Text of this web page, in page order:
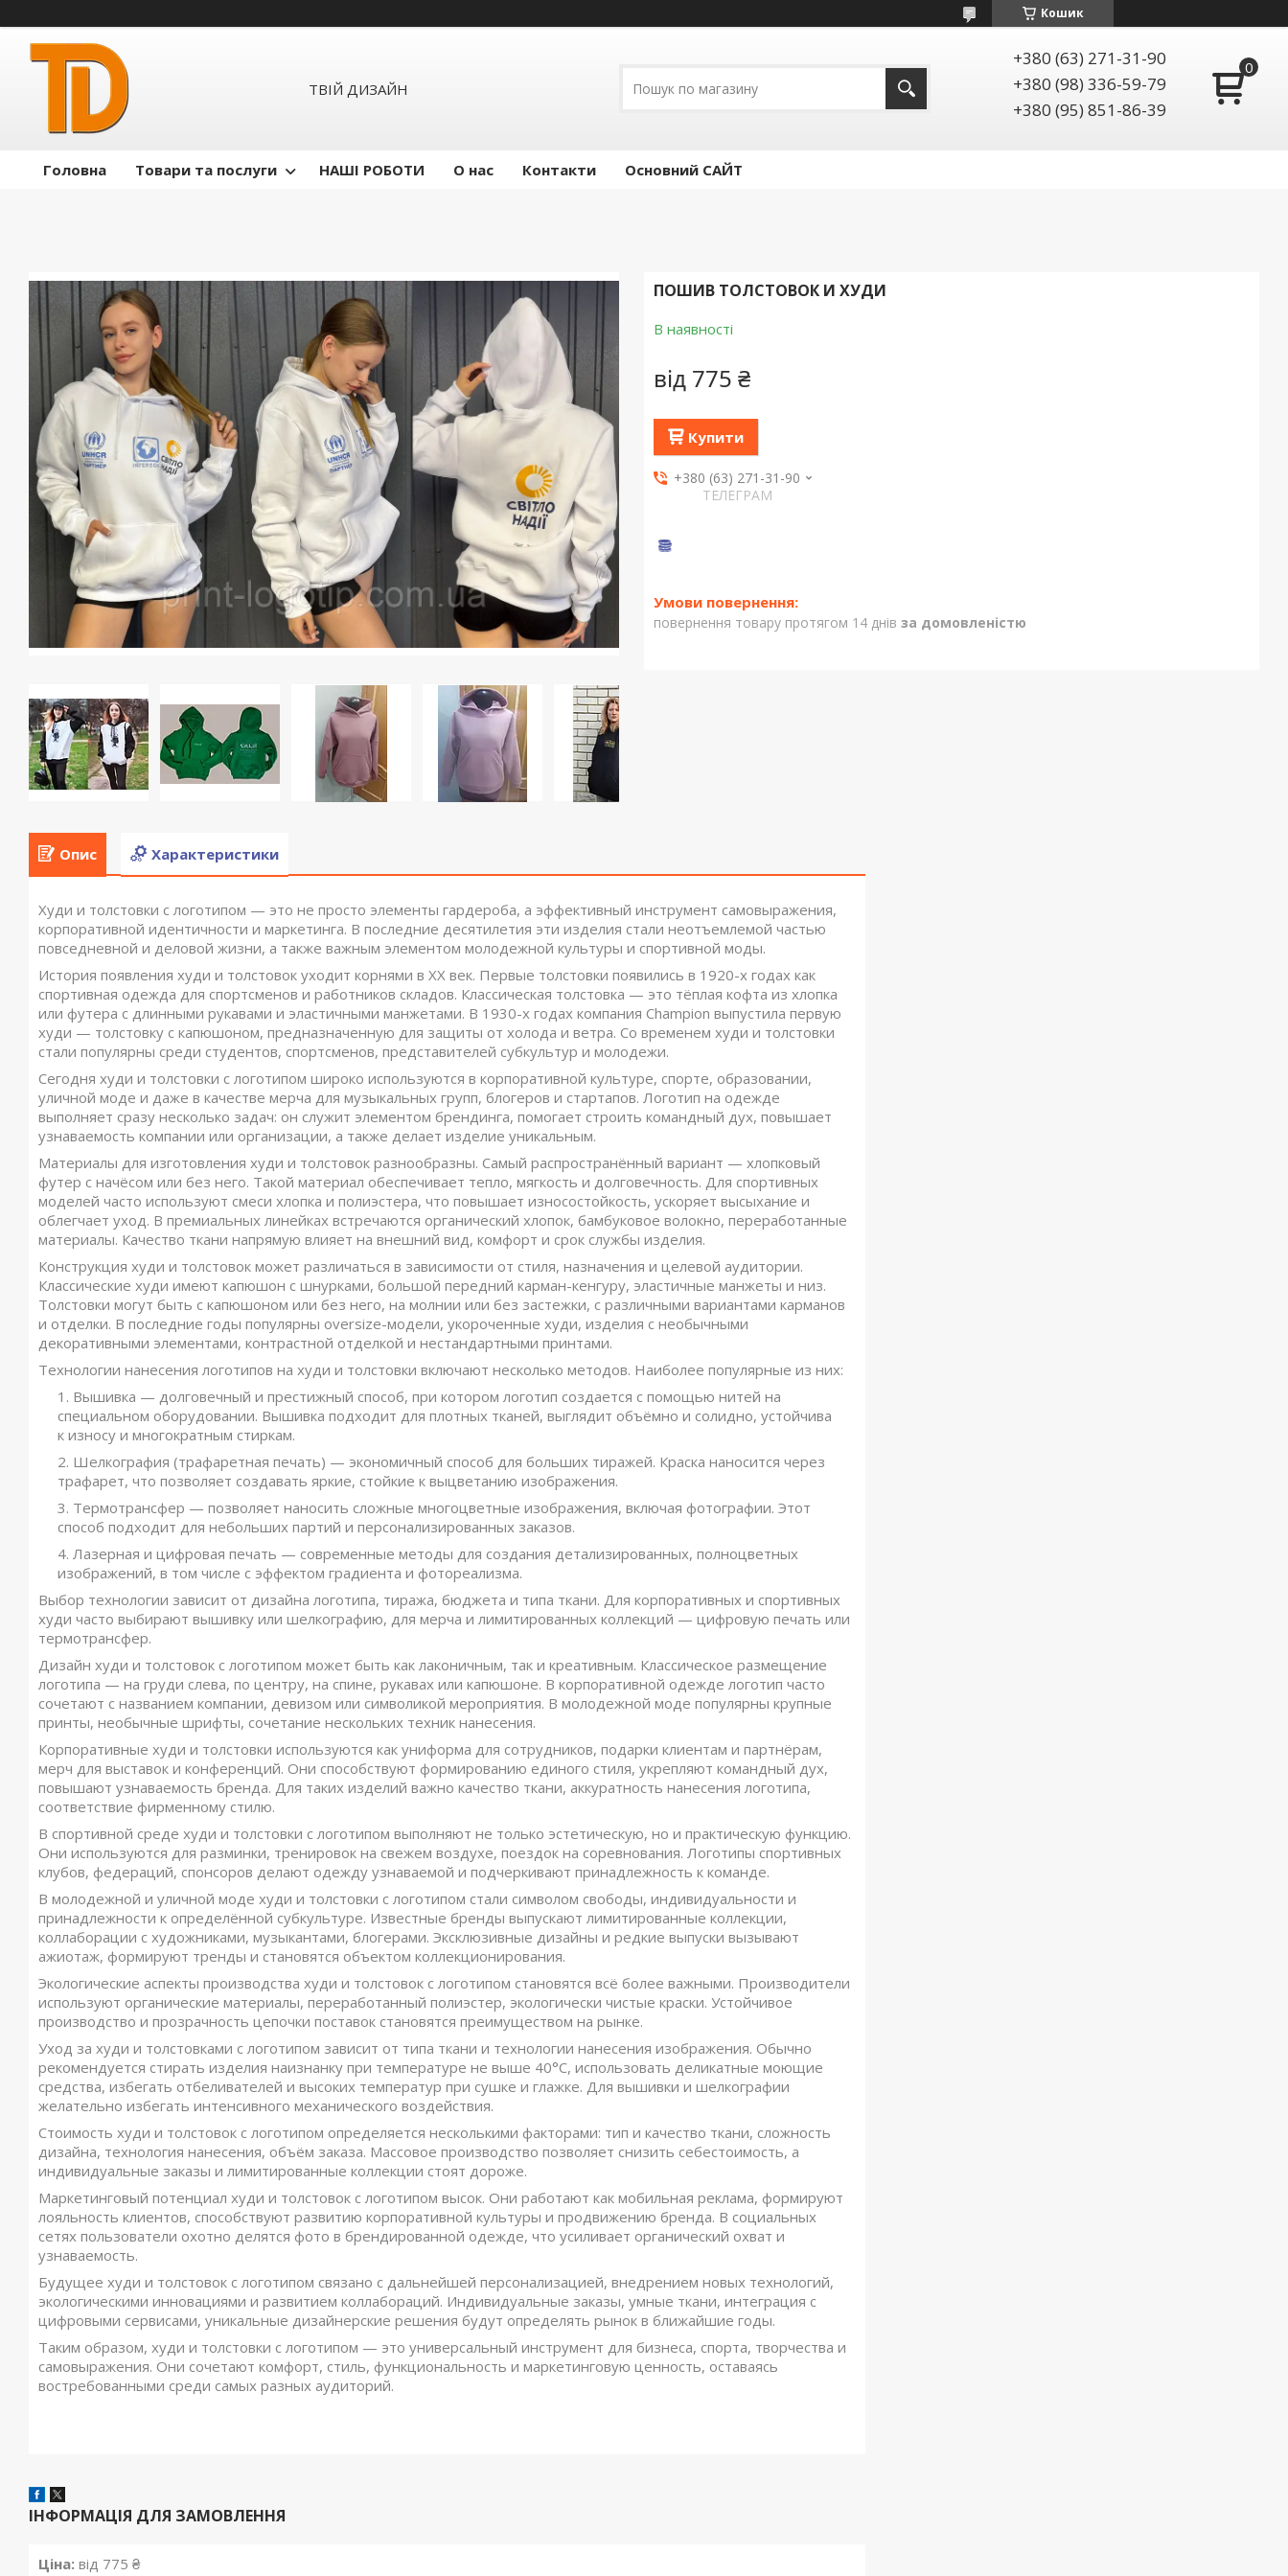
Кошик
ТВІЙ ДИЗАЙН
+380 (63) 271-31-90
+380 (98) 336-59-79
+380 (95) 851-86-39
Головна Товари та послуги НАШІ РОБОТИ О нас Контакти Основний САЙТ
ПОШИВ ТОЛСТОВОК И ХУДИ
В наявності
від 775 ₴
Купити
+380 (63) 271-31-90
ТЕЛЕГРАМ
повернення товару протягом 14 днів за домовленістю
Опис Характеристики
Худи и толстовки с логотипом — это не просто элементы гардероба, а эффективный инструмент самовыражения,
корпоративной идентичности и маркетинга. В последние десятилетия эти изделия стали неотъемлемой частью
повседневной и деловой жизни, а также важным элементом молодежной культуры и спортивной моды.
История появления худи и толстовок уходит корнями в XX век. Первые толстовки появились в 1920-х годах как
спортивная одежда для спортсменов и работников складов. Классическая толстовка — это тёплая кофта из хлопка
или футера с длинными рукавами и эластичными манжетами. В 1930-х годах компания Champion выпустила первую
худи — толстовку с капюшоном, предназначенную для защиты от холода и ветра. Со временем худи и толстовки
стали популярны среди студентов, спортсменов, представителей субкультур и молодежи.
Сегодня худи и толстовки с логотипом широко используются в корпоративной культуре, спорте, образовании,
уличной моде и даже в качестве мерча для музыкальных групп, блогеров и стартапов. Логотип на одежде
выполняет сразу несколько задач: он служит элементом брендинга, помогает строить командный дух, повышает
узнаваемость компании или организации, а также делает изделие уникальным.
Материалы для изготовления худи и толстовок разнообразны. Самый распространённый вариант — хлопковый
футер с начёсом или без него. Такой материал обеспечивает тепло, мягкость и долговечность. Для спортивных
моделей часто используют смеси хлопка и полиэстера, что повышает износостойкость, ускоряет высыхание и
облегчает уход. В премиальных линейках встречаются органический хлопок, бамбуковое волокно, переработанные
материалы. Качество ткани напрямую влияет на внешний вид, комфорт и срок службы изделия.
Конструкция худи и толстовок может различаться в зависимости от стиля, назначения и целевой аудитории.
Классические худи имеют капюшон с шнурками, большой передний карман-кенгуру, эластичные манжеты и низ.
Толстовки могут быть с капюшоном или без него, на молнии или без застежки, с различными вариантами карманов
и отделки. В последние годы популярны oversize-модели, укороченные худи, изделия с необычными
декоративными элементами, контрастной отделкой и нестандартными принтами.
Технологии нанесения логотипов на худи и толстовки включают несколько методов. Наиболее популярные из них:
Вышивка — долговечный и престижный способ, при котором логотип создается с помощью нитей на
специальном оборудовании. Вышивка подходит для плотных тканей, выглядит объёмно и солидно, устойчива
к износу и многократным стиркам.
Шелкография (трафаретная печать) — экономичный способ для больших тиражей. Краска наносится через
трафарет, что позволяет создавать яркие, стойкие к выцветанию изображения.
Термотрансфер — позволяет наносить сложные многоцветные изображения, включая фотографии. Этот
способ подходит для небольших партий и персонализированных заказов.
Лазерная и цифровая печать — современные методы для создания детализированных, полноцветных
изображений, в том числе с эффектом градиента и фотореализма.
Выбор технологии зависит от дизайна логотипа, тиража, бюджета и типа ткани. Для корпоративных и спортивных
худи часто выбирают вышивку или шелкографию, для мерча и лимитированных коллекций — цифровую печать или
термотрансфер.
Дизайн худи и толстовок с логотипом может быть как лаконичным, так и креативным. Классическое размещение
логотипа — на груди слева, по центру, на спине, рукавах или капюшоне. В корпоративной одежде логотип часто
сочетают с названием компании, девизом или символикой мероприятия. В молодежной моде популярны крупные
принты, необычные шрифты, сочетание нескольких техник нанесения.
Корпоративные худи и толстовки используются как униформа для сотрудников, подарки клиентам и партнёрам,
мерч для выставок и конференций. Они способствуют формированию единого стиля, укрепляют командный дух,
повышают узнаваемость бренда. Для таких изделий важно качество ткани, аккуратность нанесения логотипа,
соответствие фирменному стилю.
В спортивной среде худи и толстовки с логотипом выполняют не только эстетическую, но и практическую функцию.
Они используются для разминки, тренировок на свежем воздухе, поездок на соревнования. Логотипы спортивных
клубов, федераций, спонсоров делают одежду узнаваемой и подчеркивают принадлежность к команде.
В молодежной и уличной моде худи и толстовки с логотипом стали символом свободы, индивидуальности и
принадлежности к определённой субкультуре. Известные бренды выпускают лимитированные коллекции,
коллаборации с художниками, музыкантами, блогерами. Эксклюзивные дизайны и редкие выпуски вызывают
ажиотаж, формируют тренды и становятся объектом коллекционирования.
Экологические аспекты производства худи и толстовок с логотипом становятся всё более важными. Производители
используют органические материалы, переработанный полиэстер, экологически чистые краски. Устойчивое
производство и прозрачность цепочки поставок становятся преимуществом на рынке.
Уход за худи и толстовками с логотипом зависит от типа ткани и технологии нанесения изображения. Обычно
рекомендуется стирать изделия наизнанку при температуре не выше 40°C, использовать деликатные моющие
средства, избегать отбеливателей и высоких температур при сушке и глажке. Для вышивки и шелкографии
желательно избегать интенсивного механического воздействия.
Стоимость худи и толстовок с логотипом определяется несколькими факторами: тип и качество ткани, сложность
дизайна, технология нанесения, объём заказа. Массовое производство позволяет снизить себестоимость, а
индивидуальные заказы и лимитированные коллекции стоят дороже.
Маркетинговый потенциал худи и толстовок с логотипом высок. Они работают как мобильная реклама, формируют
лояльность клиентов, способствуют развитию корпоративной культуры и продвижению бренда. В социальных
сетях пользователи охотно делятся фото в брендированной одежде, что усиливает органический охват и
узнаваемость.
Будущее худи и толстовок с логотипом связано с дальнейшей персонализацией, внедрением новых технологий,
экологическими инновациями и развитием коллабораций. Индивидуальные заказы, умные ткани, интеграция с
цифровыми сервисами, уникальные дизайнерские решения будут определять рынок в ближайшие годы.
Таким образом, худи и толстовки с логотипом — это универсальный инструмент для бизнеса, спорта, творчества и
самовыражения. Они сочетают комфорт, стиль, функциональность и маркетинговую ценность, оставаясь
востребованными среди самых разных аудиторий.
ІНФОРМАЦІЯ ДЛЯ ЗАМОВЛЕННЯ
Ціна: від 775 ₴